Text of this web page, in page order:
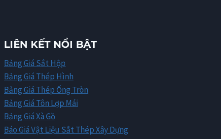
LIÊN KẾT NỔI BẬT
Bảng Giá Sắt Hộp
Bảng Giá Thép Hình
Bảng Giá Thép Ống Tròn
Bảng Giá Tôn Lợp Mái
Bảng Giá Xà Gồ
Báo Giá Vật Liệu Sắt Thép Xây Dựng